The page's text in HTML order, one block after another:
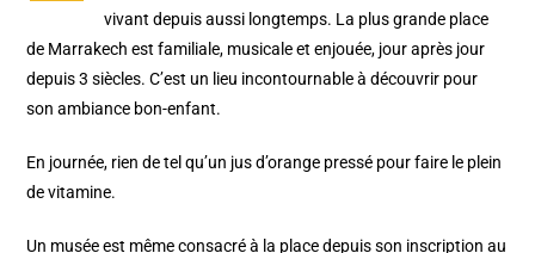
vivant depuis aussi longtemps. La plus grande place
de Marrakech est familiale, musicale et enjouée, jour après jour
depuis 3 siècles. C’est un lieu incontournable à découvrir pour
son ambiance bon-enfant.
En journée, rien de tel qu’un jus d’orange pressé pour faire le plein
de vitamine.
Un musée est même consacréà la place depuis son inscription au